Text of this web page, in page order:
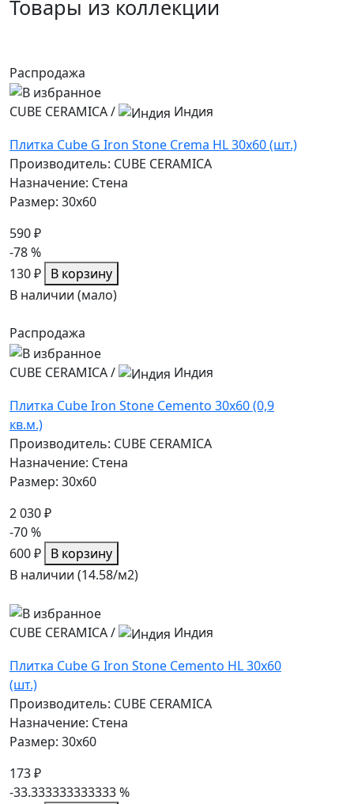
Товары из коллекции
Распродажа
CUBE CERAMICA/
Индия
Плитка Cube G Iron Stone Crema HL 30x60 (шт.)
Производитель: CUBE CERAMICA
Назначение: Стена
Размер: 30x60
590 ₽
-78 %
130 ₽ В корзину
В наличии (мало)
Распродажа
CUBE CERAMICA/
Индия
Плитка Cube Iron Stone Cemento 30x60 (0,9
кв.м.)
Производитель: CUBE CERAMICA
Назначение: Стена
Размер: 30x60
2 030 ₽
-70 %
600 ₽ В корзину
В наличии (14.58/м2)
CUBE CERAMICA/
Индия
Плитка Cube G Iron Stone Cemento HL 30x60
(шт.)
Производитель: CUBE CERAMICA
Назначение: Стена
Размер: 30x60
173 ₽
-33.333333333333 %